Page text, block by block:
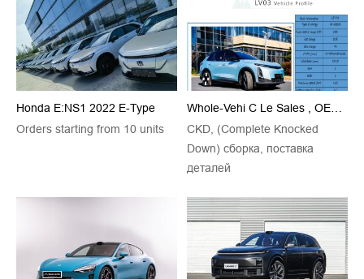
Honda E:NS1 2022 E-Type
Orders starting from 10 units
Whole-Vehi C Le Sales , OEM Sales , Foreign Agent Sales Available
CKD, (Complete Knocked
Down) сборка, поставка
деталей